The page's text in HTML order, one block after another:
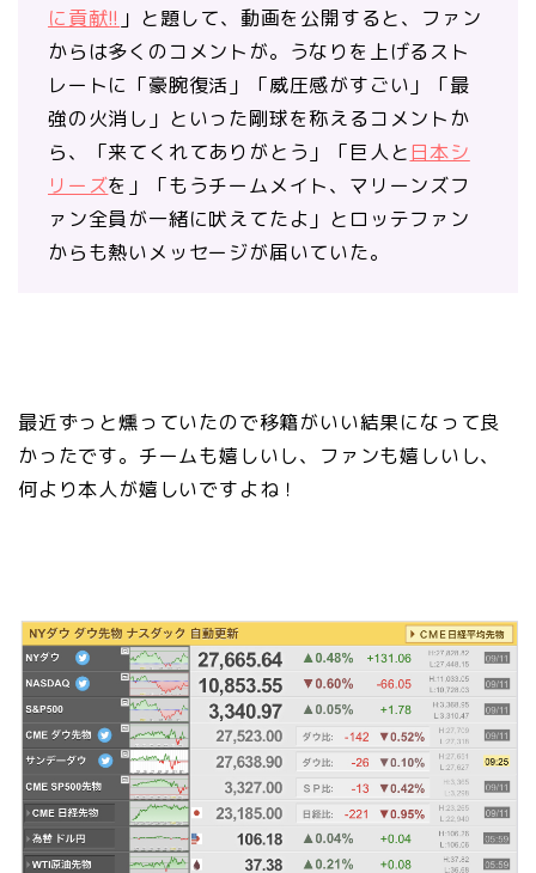
に貢献!! 」と題して、動画を公開すると、ファン
からは多くのコメントが。うなりを上げるスト
レートに「豪腕復活」「威圧感がすごい」「最
強の火消し」といった剛球を称えるコメントか
ら、「来てくれてありがとう」「巨人と日本シ
リーズを」「もうチームメイト、マリーンズフ
ァン全員が一緒に吠えてたよ」とロッテファン
からも熱いメッセージが届いていた。
最近ずっと燻っていたので移籍がいい結果になって良
かったです。チームも嬉しいし、ファンも嬉しいし、
何より本人が嬉しいですよね！